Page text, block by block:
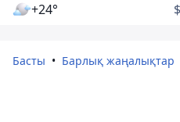
+24° $
Басты Барлық жаңалықтар